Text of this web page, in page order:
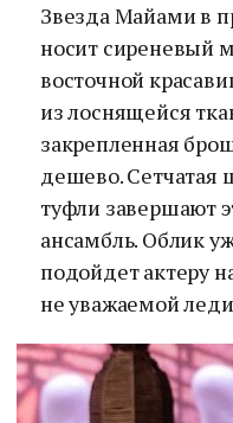
Звезда Майами в
носит сиреневый
восточной
из лоснящейся
закрепленная
дешево. Сетчатая
туфли завершают
ансамбль. Облик
подойдет актеру
не уважаемой